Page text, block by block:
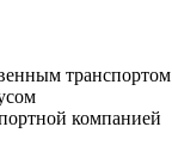
транспортом
компанией